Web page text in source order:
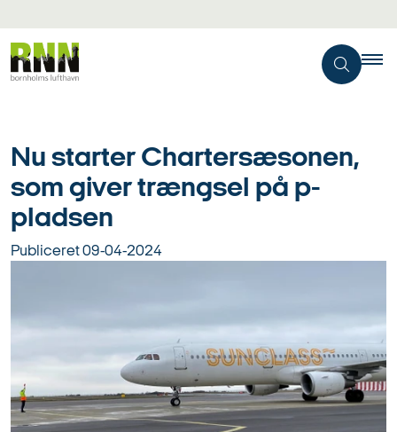
Nu starter Chartersæsonen,
som giver trængsel på p-
pladsen
Publiceret09-04-2024